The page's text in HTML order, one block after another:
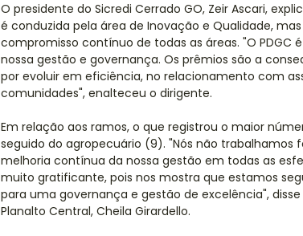
O presidente do Sicredi Cerrado GO, Zeir Ascari,
é conduzida pela área de Inovação e Qualidade,
compromisso contínuo de todas as áreas. "O
nossa gestão e governança. Os prêmios são a
por evoluir em eficiência, no relacionamento com
comunidades", enalteceu o dirigente.
Em relação aos ramos, o que registrou o maior
seguido do agropecuário (9). "Nós não trabalhamos
melhoria contínua da nossa gestão em todas as
muito gratificante, pois nos mostra que estamos
para uma governança e gestão de excelência",
Planalto Central, Cheila Girardello.